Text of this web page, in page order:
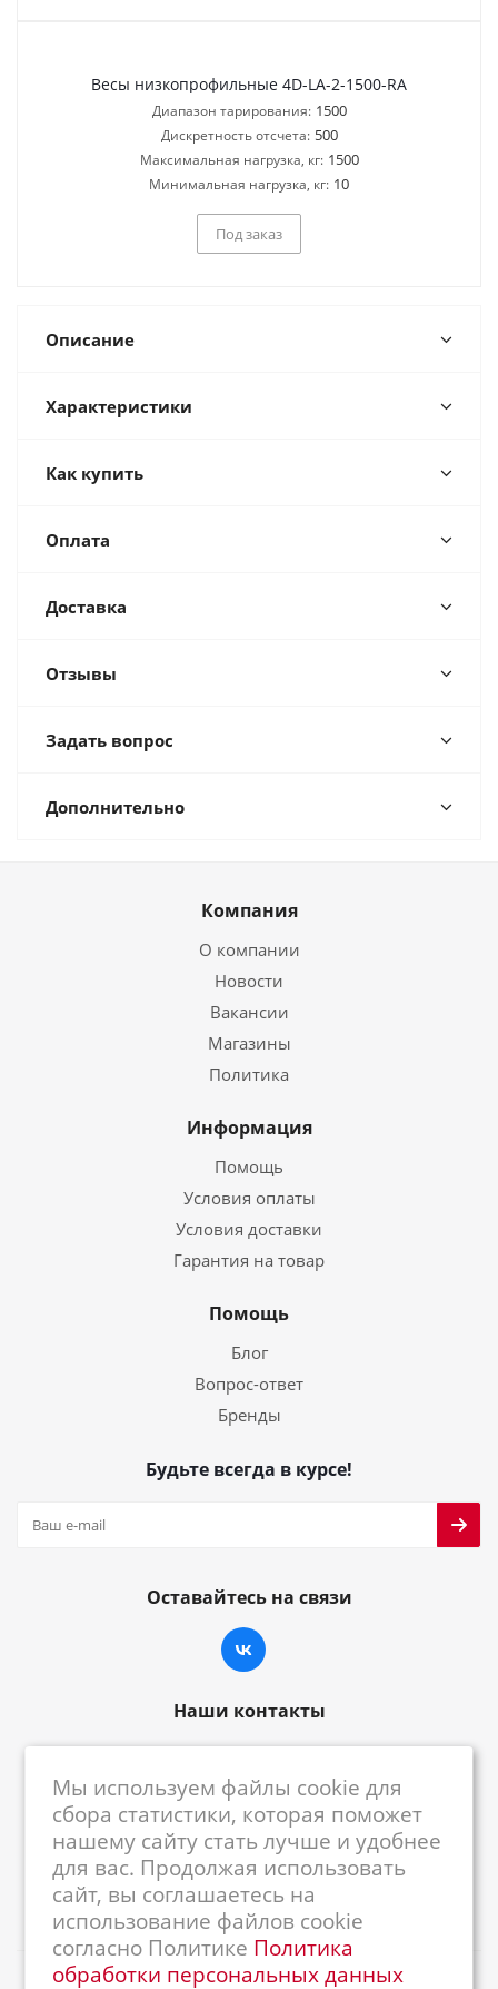
Весы низкопрофильные 4D-LA-2-1500-RA
Диапазон тарирования: 1500
Дискретность отсчета: 500
Максимальная нагрузка, кг: 1500
Минимальная нагрузка, кг: 10
Под заказ
Описание
Характеристики
Как купить
Оплата
Доставка
Отзывы
Задать вопрос
Дополнительно
Компания
О компании
Новости
Вакансии
Магазины
Политика
Информация
Помощь
Условия оплаты
Условия доставки
Гарантия на товар
Помощь
Блог
Вопрос-ответ
Бренды
Будьте всегда в курсе!
Оставайтесь на связи
Наши контакты
centrkkm@centrkkm.ru
185005, г. Петрозаводск, ул. Промышленная,
1/26
Мы используем файлы cookie для
сбора статистики, которая поможет
нашему сайту стать лучше и удобнее
для вас. Продолжая использовать
сайт, вы соглашаетесь на
использование файлов cookie
согласно Политике Политика
обработки персональных данных